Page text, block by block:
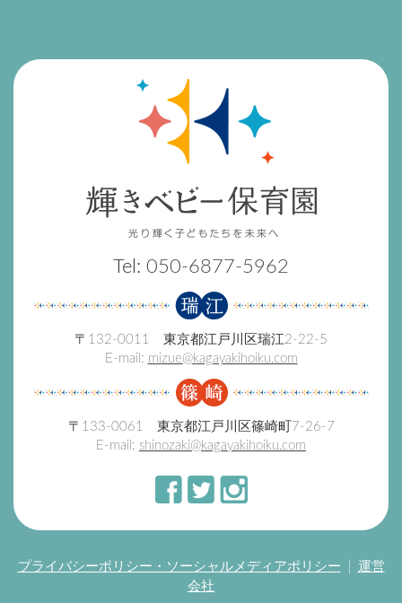
Tel: 050-6877-5962
〒132-0011 東京都江戸川区瑞江2-22-5
E-mail: mizue@kagayakihoiku.com
〒133-0061 東京都江戸川区篠崎町7-26-7
E-mail: shinozaki@kagayakihoiku.com
プライバシーポリシー・ソーシャルメディアポリシー
運営
会社